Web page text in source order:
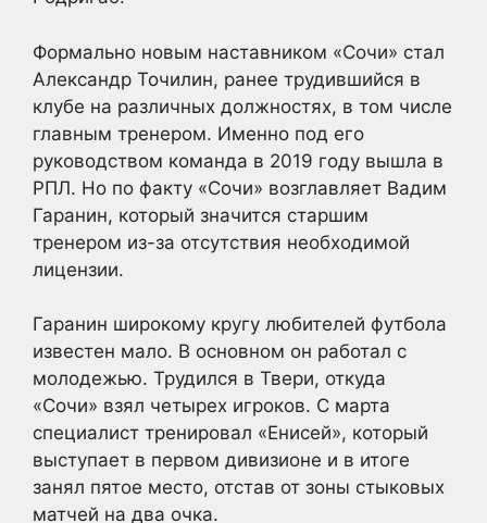
Формально новым наставником «Сочи» стал
Александр Точилин, ранее трудившийся в
клубе на различных должностях, в том числе
главным тренером. Именно под его
руководством команда в 2019 году вышла в
РПЛ. Но по факту «Сочи» возглавляет Вадим
Гаранин, который значится старшим
тренером из-за отсутствия необходимой
лицензии.
Гаранин широкому кругу любителей футбола
известен мало. В основном он работал с
молодежью. Трудился в Твери, откуда
«Сочи» взял четырех игроков. С марта
специалист тренировал «Енисей», который
выступает в первом дивизионе и в итоге
занял пятое место, отстав от зоны стыковых
матчей на два очка.